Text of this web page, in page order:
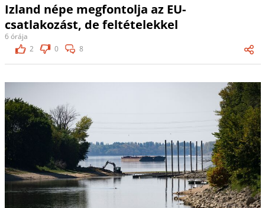
Izland népe megfontolja az EU-
csatlakozást, de feltételekkel
6 órája
2
0 8